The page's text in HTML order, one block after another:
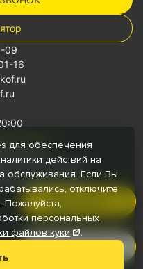
09
16
картой
расчет
для обеспечения
действий на
обслуживания. Если Вы
отключите
Пожалуйста,
персональных
файловкуки .